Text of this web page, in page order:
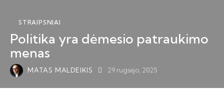
STRAIPSNIAI
Politika yra dėmesio patraukimo
menas
MATAS MALDEIKIS 29 rugsėjo, 2025
Vizija TS-LKD
Bendraukime